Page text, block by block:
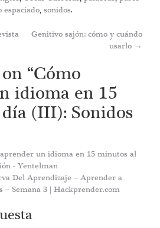
espaciado, sonidos.
Genitivo sajón: cómo y cuándo
usarlo →
“Cómo
idioma en 15
(III): Sonidos
un idioma en 15 minutos al
- Yentelman
Del Aprendizaje – Aprender a
– Semana 3 | Hackprender.com